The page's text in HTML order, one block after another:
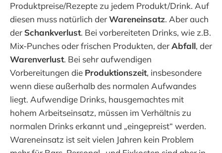
Produktpreise/Rezepte zu jedem Produkt/Drink. Auf
diesen muss natürlich derWareneinsatz. Aber auch
der Schankverlust. Bei vorbereiteten Drinks, wie z.B.
Mix-Punches oder frischen Produkten, derAbfall, der
Warenverlust. Bei sehr aufwendigen
Vorbereitungen die Produktionszeit, insbesondere
wenn diese außerhalb des normalen Aufwandes
liegt. Aufwendige Drinks, hausgemachtes mit
hohem Arbeitseinsatz, müssen im Verhältnis zu
normalen Drinks erkannt und „eingepreist“ werden.
Wareneinsatz ist seit vielen Jahren kein Problem